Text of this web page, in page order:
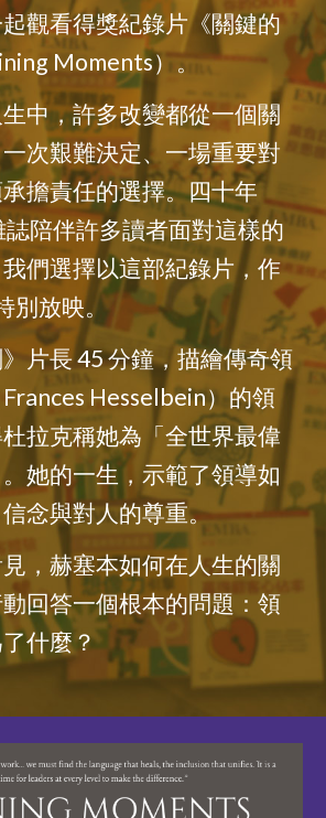
觀看得獎紀錄片《關鍵的
Moments）。
中，許多改變都從一個關
次艱難決定、一場重要對
擔責任的選擇。四十年
陪伴許多讀者面對這樣的
們選擇以這部紀錄片，作
別放映。
》片長 45 分鐘，描繪傳奇領
Hesselbein）的領
拉克稱她為「全世界最偉
她的一生，示範了領導如
念與對人的尊重。
，赫塞本如何在人生的關
回答一個根本的問題：領
什麼？